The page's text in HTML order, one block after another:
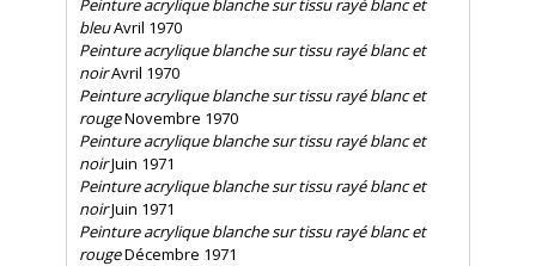
Peinture acrylique blanche sur tissu rayé blanc et
bleuAvril 1970
Peinture acrylique blanche sur tissu rayé blanc et
noirAvril 1970
Peinture acrylique blanche sur tissu rayé blanc et
rougeNovembre 1970
Peinture acrylique blanche sur tissu rayé blanc et
noirJuin 1971
Peinture acrylique blanche sur tissu rayé blanc et
noirJuin 1971
Peinture acrylique blanche sur tissu rayé blanc et
rougeDécembre 1971